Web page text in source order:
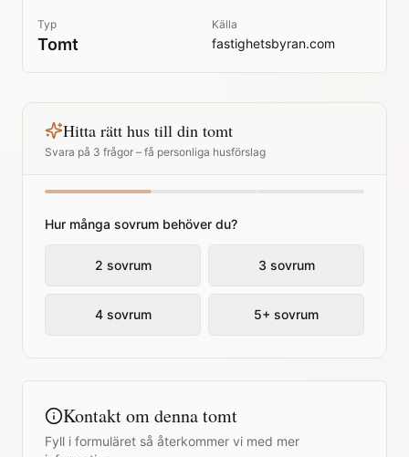
Typ
Tomt
Källa
fastighetsbyran.com
Hitta rätt hus till din tomt
Svara på 3 frågor – få personliga husförslag
Hur många sovrum behöver du?
2 sovrum 3 sovrum
4 sovrum 5+ sovrum
Kontakt om denna tomt
Fyll i formuläret så återkommer vi med mer